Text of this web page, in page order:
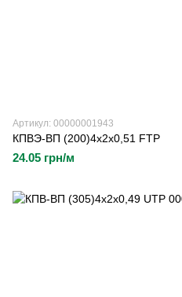
Артикул: 00000001943
КПВЭ-ВП (200)4х2х0,51 FTP
24.05 грн/м